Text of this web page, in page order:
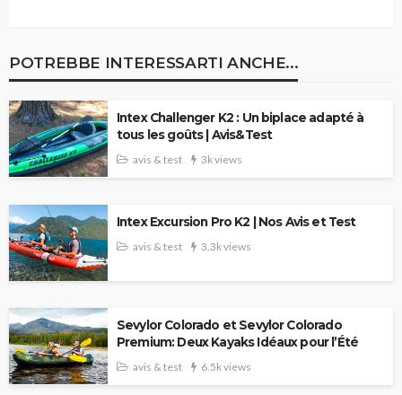
POTREBBE INTERESSARTI ANCHE...
Intex Challenger K2 : Un biplace adapté à
tous les goûts | Avis&Test
avis & test 3k views
Intex Excursion Pro K2 | Nos Avis et Test
avis & test 3.3k views
Sevylor Colorado et Sevylor Colorado
Premium: Deux Kayaks Idéaux pour l’Été
avis & test 6.5k views